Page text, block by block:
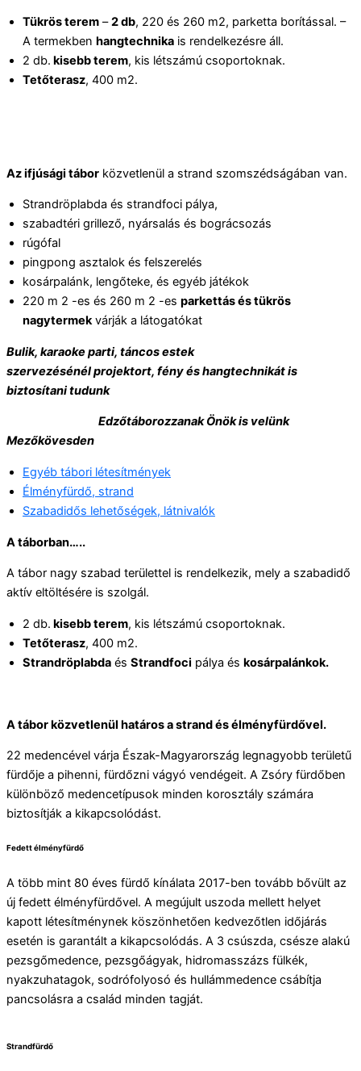
Tükrös terem –2 db, 220 és 260 m2, parketta borítással. –
A termekben hangtechnika is rendelkezésre áll.
2 db. kisebb terem, kis létszámú csoportoknak.
Tetőterasz, 400 m2.
Az ifjúsági tábor közvetlenül a strand szomszédságában van.
Strandröplabda és strandfoci pálya,
szabadtéri grillező, nyársalás és bográcsozás
rúgófal
pingpong asztalok és felszerelés
kosárpalánk, lengőteke, és egyéb játékok
220 m 2 -es és 260 m 2 -es parkettás és tükrös
nagytermekvárják a látogatókat
Bulik, karaoke parti, táncos estek
szervezésénél projektort, fény és hangtechnikát is
biztosítani tudunk
Edzőtáborozzanak Önök is velünk
Mezőkövesden
Egyéb tábori létesítmények
Élményfürdő, strand
Szabadidős lehetőségek, látnivalók
A táborban…..
A tábor nagy szabad területtel is rendelkezik, mely a szabadidő
aktív eltöltésére is szolgál.
2 db. kisebb terem, kis létszámú csoportoknak.
Tetőterasz, 400 m2.
Strandröplabda és Strandfoci pálya és kosárpalánkok.
A tábor közvetlenül határos a strand és élményfürdővel.
22 medencével várja Észak-Magyarország legnagyobb területű
fürdője a pihenni, fürdőzni vágyó vendégeit. A Zsóry fürdőben
különböző medencetípusok minden korosztály számára
biztosítják a kikapcsolódást.
Fedett élményfürdő
A több mint 80 éves fürdő kínálata 2017-ben tovább bővült az
új fedett élményfürdővel. A megújult uszoda mellett helyet
kapott létesítménynek köszönhetően kedvezőtlen időjárás
esetén is garantált a kikapcsolódás. A 3 csúszda, csésze alakú
pezsgőmedence, pezsgőágyak, hidromasszázs fülkék,
nyakzuhatagok, sodrófolyosó és hullámmedence csábítja
pancsolásra a család minden tagját.
Strandfürdő